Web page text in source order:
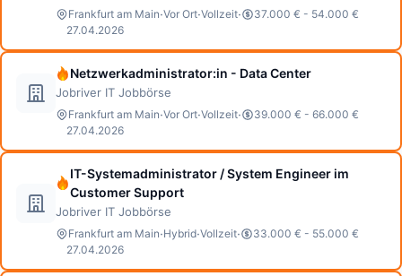
Frankfurt am Main·Vor Ort·Vollzeit·
37.000 € - 54.000 €
27.04.2026
Netzwerkadministrator:in - Data Center
Jobriver IT Jobbörse
Frankfurt am Main·Vor Ort·Vollzeit·
39.000 € - 66.000 €
27.04.2026
IT-Systemadministrator / System Engineer im
Customer Support
Jobriver IT Jobbörse
Frankfurt am Main·Hybrid·Vollzeit·
33.000 € - 55.000 €
27.04.2026